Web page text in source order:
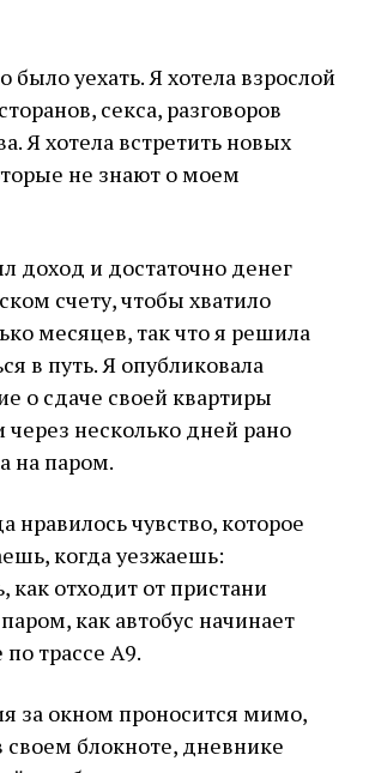
уехать. Я хотела взрослой
секса, разговоров
Я хотела встретить новых
не знают о моем
доход и достаточно денег
счету, чтобы хватило
месяцев, так что я решила
в путь. Я опубликовала
о сдаче своей квартиры
через несколько дней рано
на паром.
нравилось чувство, которое
когда уезжаешь:
как отходит от пристани
как автобус начинает
трассе A9.
за окном проносится мимо,
своем блокноте, дневнике